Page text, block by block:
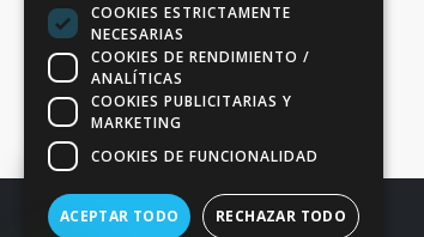
Valores (CNMV).
COOKIES ESTRICTAMENTE
NECESARIAS
COOKIES DE RENDIMIENTO /
ANALÍTICAS
COOKIES PUBLICITARIAS Y
MARKETING
COOKIES DE FUNCIONALIDAD
ACEPTAR TODO RECHAZAR TODO